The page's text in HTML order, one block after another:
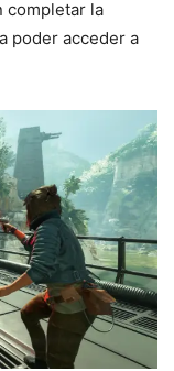
completar la
poder acceder a